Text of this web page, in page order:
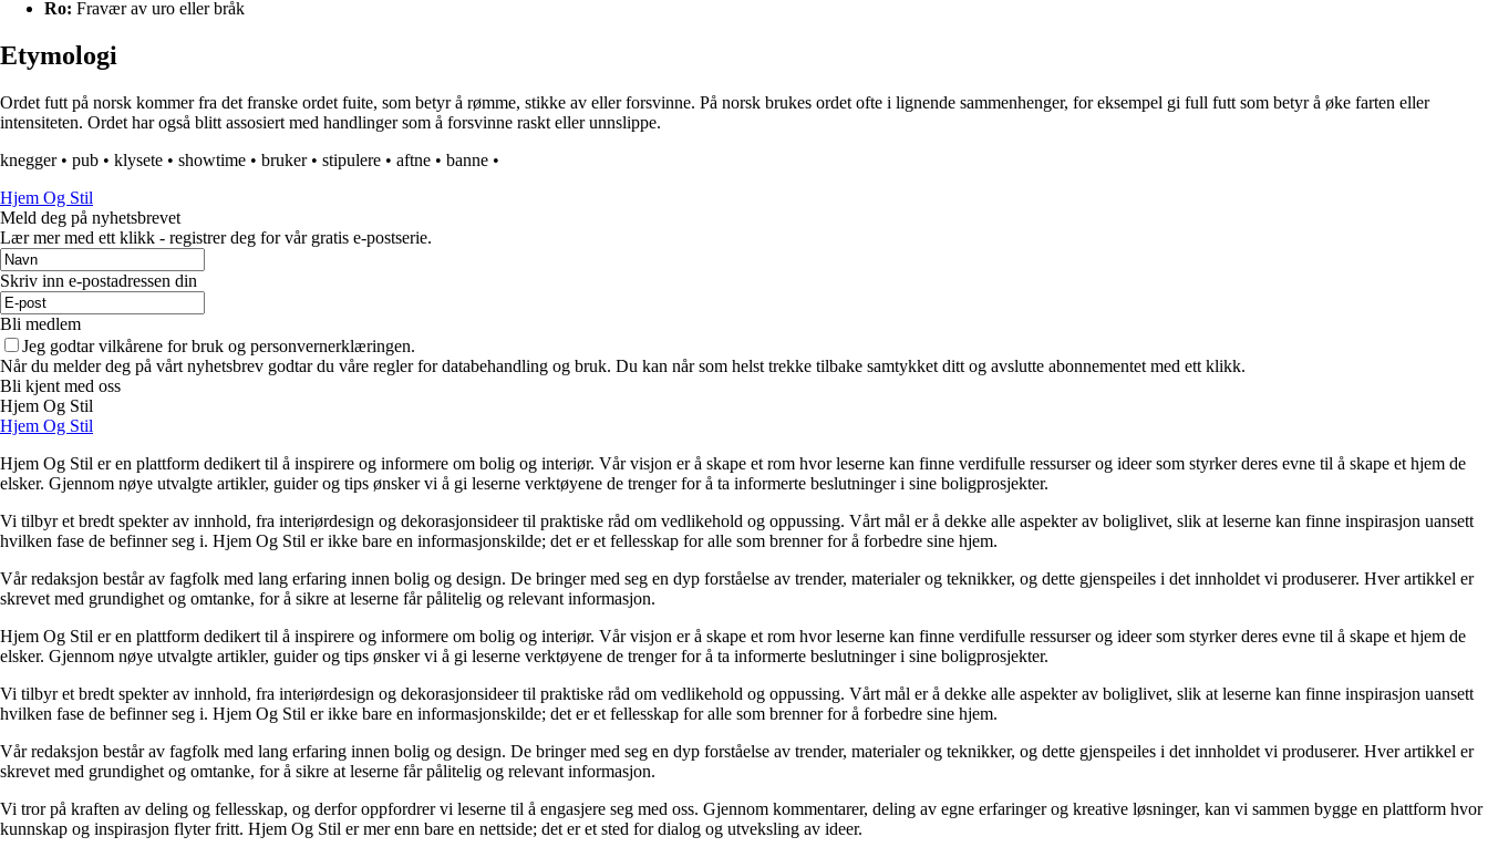
Ro: Fravær av uro eller bråk
Etymologi
Ordet futt på norsk kommer fra det franske ordet fuite, som betyr å rømme, stikke av eller forsvinne. På norsk brukes ordet ofte i lignende sammenhenger, for eksempel gi full futt som betyr å øke farten eller
intensiteten. Ordet har også blitt assosiert med handlinger som å forsvinne raskt eller unnslippe.
knegger• pub • klysete • showtime • bruker• stipulere • aftne • banne •
Hjem Og Stil
Meld deg på nyhetsbrevet
Lær mer med ett klikk - registrer deg for vår gratis e-postserie.
Skriv inn e-postadressen din
Bli medlem
Jeg godtar vilkårene for bruk og personvernerklæringen.
Når du melder deg på vårt nyhetsbrev godtar du våre regler for databehandling og bruk. Du kan når som helst trekke tilbake samtykket ditt og avslutte abonnementet med ett klikk.
Bli kjent med oss
Hjem Og Stil
Hjem Og Stil
Hjem Og Stil er en plattform dedikert til å inspirere og informere om bolig og interiør. Vår visjon er å skape et rom hvor leserne kan finne verdifulle ressurser og ideer som styrker deres evne til å skape et hjem de
elsker. Gjennom nøye utvalgte artikler, guider og tips ønsker vi å gi leserne verktøyene de trenger for å ta informerte beslutninger i sine boligprosjekter.
Vi tilbyr et bredt spekter av innhold, fra interiørdesign og dekorasjonsideer til praktiske råd om vedlikehold og oppussing. Vårt mål er å dekke alle aspekter av boliglivet, slik at leserne kan finne inspirasjon uansett
hvilken fase de befinner seg i. Hjem Og Stil er ikke bare en informasjonskilde; det er et fellesskap for alle som brenner for å forbedre sine hjem.
Vår redaksjon består av fagfolk med lang erfaring innen bolig og design. De bringer med seg en dyp forståelse av trender, materialer og teknikker, og dette gjenspeiles i det innholdet vi produserer. Hver artikkel er
skrevet med grundighet og omtanke, for å sikre at leserne får pålitelig og relevant informasjon.
Hjem Og Stil er en plattform dedikert til å inspirere og informere om bolig og interiør. Vår visjon er å skape et rom hvor leserne kan finne verdifulle ressurser og ideer som styrker deres evne til å skape et hjem de
elsker. Gjennom nøye utvalgte artikler, guider og tips ønsker vi å gi leserne verktøyene de trenger for å ta informerte beslutninger i sine boligprosjekter.
Vi tilbyr et bredt spekter av innhold, fra interiørdesign og dekorasjonsideer til praktiske råd om vedlikehold og oppussing. Vårt mål er å dekke alle aspekter av boliglivet, slik at leserne kan finne inspirasjon uansett
hvilken fase de befinner seg i. Hjem Og Stil er ikke bare en informasjonskilde; det er et fellesskap for alle som brenner for å forbedre sine hjem.
Vår redaksjon består av fagfolk med lang erfaring innen bolig og design. De bringer med seg en dyp forståelse av trender, materialer og teknikker, og dette gjenspeiles i det innholdet vi produserer. Hver artikkel er
skrevet med grundighet og omtanke, for å sikre at leserne får pålitelig og relevant informasjon.
Vi tror på kraften av deling og fellesskap, og derfor oppfordrer vi leserne til å engasjere seg med oss. Gjennom kommentarer, deling av egne erfaringer og kreative løsninger, kan vi sammen bygge en plattform hvor
kunnskap og inspirasjon flyter fritt. Hjem Og Stil er mer enn bare en nettside; det er et sted for dialog og utveksling av ideer.